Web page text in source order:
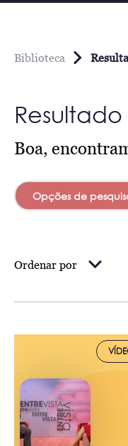
Biblioteca
Boa,
Opções de
Ordenar por